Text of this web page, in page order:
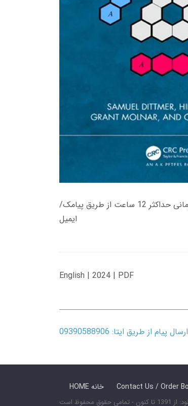
زمان تحویل کتاب های 600 هزار تومانی دانلود فوری از حساب کاربری می باشد، و زمان تحویل لینک دانلود کتاب های 500 هزار تومانی حداکثر 12 ساعت از طریق پیامک/
ایمیل
English | 2024 | PDF
ارسال پیام از طریق ایتا: 09390588906
HOME خانه
حقوق محفوظ است